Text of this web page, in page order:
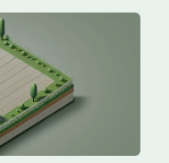
estimation précise
sécuriser un
mauvaises